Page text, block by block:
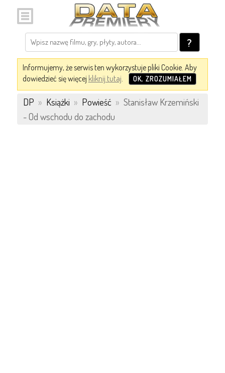
?
Informujemy, że serwis ten wykorzystuje pliki Cookie. Aby
dowiedzieć się więcej kliknij tutaj. OK, ZROZUMIAŁEM
DP » Książki » Powieść » Stanisław Krzemiński
- Od wschodu do zachodu